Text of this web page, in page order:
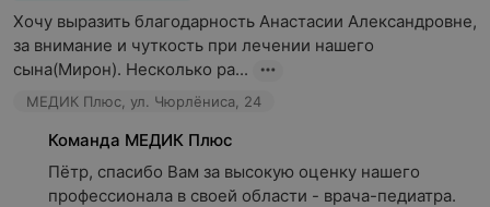
Хочу выразить благодарность Анастасии Александровне,
за внимание и чуткость при лечении нашего
сына(Мирон). Несколько ра...
МЕДИК Плюс, ул. Чюрлёниса, 24
Команда МЕДИК Плюс
Пётр, спасибо Вам за высокую оценку нашего
профессионала в своей области - врача-педиатра.